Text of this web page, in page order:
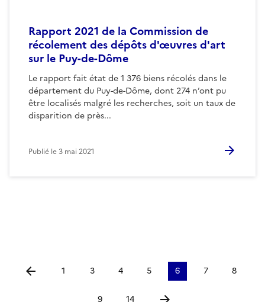
Rapport 2021 de la Commission de
récolement des dépôts d'œuvres d'art
sur le Puy-de-Dôme
Le rapport fait état de 1 376 biens récolés dans le
département du Puy-de-Dôme, dont 274 n’ont pu
être localisés malgré les recherches, soit un taux de
disparition de près...
Publié le3 mai 2021
Aller à la page précédente
1 3 4 5 6 7 8
9 14